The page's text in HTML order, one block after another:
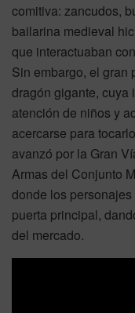
comitiva: zancudos,
bailarina medieval
que interactuaban
Sin embargo, el gran
dragón gigante, cuya
atención de niños y
acercarse para
avanzó por la Gran
Armas del Conjunto
donde los
puerta principal,
del mercado.